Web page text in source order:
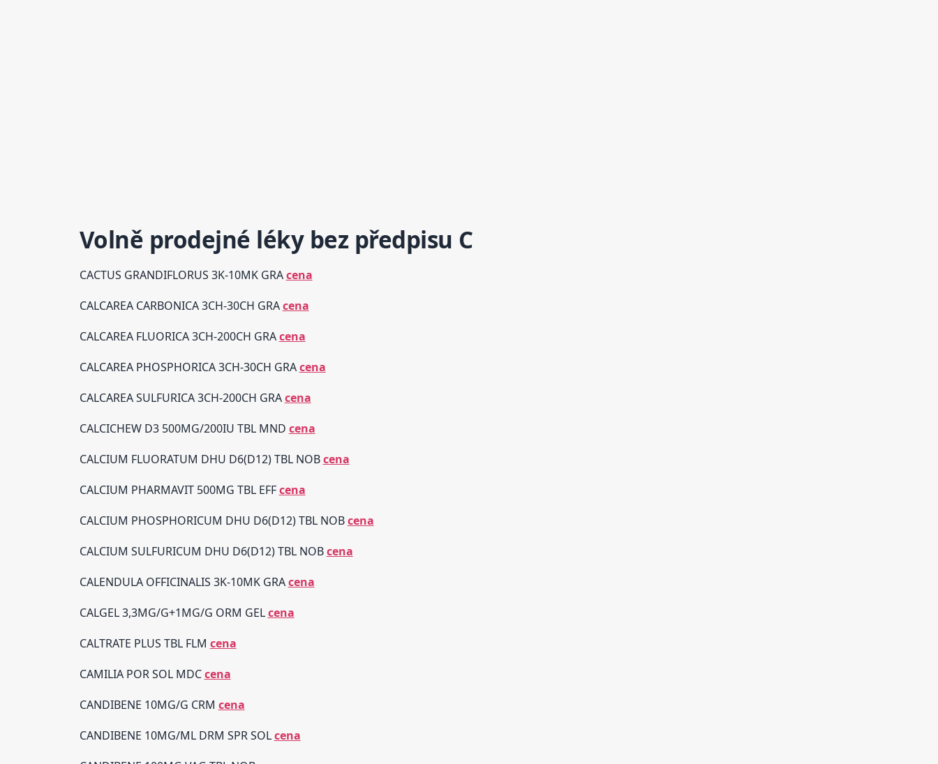
Volně prodejné léky bez předpisu C
CACTUS GRANDIFLORUS 3K-10MK GRAcena
CALCAREA CARBONICA 3CH-30CH GRAcena
CALCAREA FLUORICA 3CH-200CH GRAcena
CALCAREA PHOSPHORICA 3CH-30CH GRAcena
CALCAREA SULFURICA 3CH-200CH GRAcena
CALCICHEW D3 500MG/200IU TBL MND cena
CALCIUM FLUORATUM DHU D6(D12) TBL NOBcena
CALCIUM PHARMAVIT 500MG TBL EFFcena
CALCIUM PHOSPHORICUM DHU D6(D12) TBL NOBcena
CALCIUM SULFURICUM DHU D6(D12) TBL NOBcena
CALENDULA OFFICINALIS 3K-10MK GRAcena
CALGEL 3,3MG/G+1MG/G ORM GELcena
CALTRATE PLUS TBL FLM cena
CAMILIA POR SOL MDCcena
CANDIBENE 10MG/G CRM cena
CANDIBENE 10MG/ML DRM SPR SOLcena